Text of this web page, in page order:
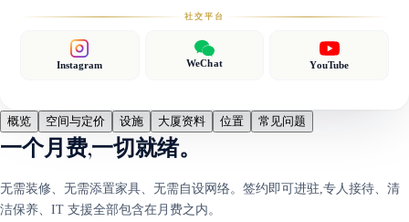
社交平台
Instagram WeChat YouTube
概览 空间与定价 设施 大厦资料 位置 常见问题
一个月费,一切就绪。
无需装修、无需添置家具、无需自设网络。签约即可进驻,专人接待、清
洁保养、IT 支援全部包含在月费之内。